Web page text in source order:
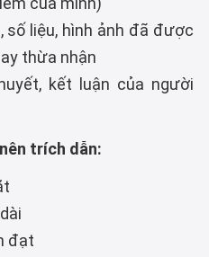
số liệu, hình ảnh đã được
thừa nhận
kết luận của người
trích dẫn:
đạt